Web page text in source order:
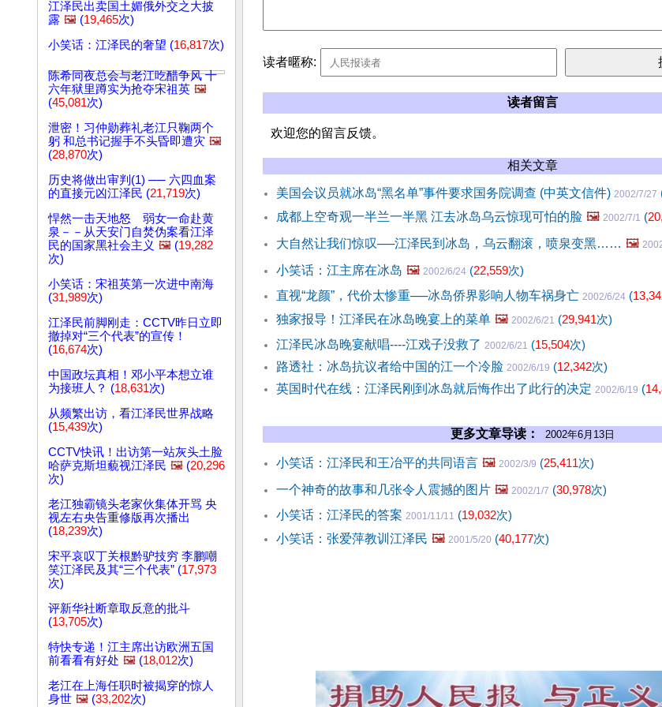
江泽民出卖国土媚俄外交之大披
露 🖼️ (19,465次)
小笑话：江泽民的奢望 (16,817次)
陈希同夜总会与老江吃醋争风 十
六年狱里蹲实为抢夺宋祖英 🖼️
(45,081次)
泄密！习仲勋葬礼老江只鞠两个
躬 和总书记握手不头昏即遭灾 🖼️
(28,870次)
历史将做出审判(1) ── 六四血案
的直接元凶江泽民 (21,719次)
悍然一击天地怒 弱女一命赴黄
泉－－从天安门自焚伪案看江泽
民的国家黑社会主义 🖼️ (19,282
次)
小笑话：宋祖英第一次进中南海
(31,989次)
江泽民前脚刚走：CCTV昨日立即
撤掉对“三个代表”的宣传！
(16,674次)
中国政坛真相！邓小平本想立谁
为接班人？ (18,631次)
从频繁出访，看江泽民世界战略
(15,439次)
CCTV快讯！出访第一站灰头土脸
哈萨克斯坦藐视江泽民 🖼️ (20,296
次)
老江独霸镜头老家伙集体开骂 央
视左右央告重修版再次播出
(18,239次)
宋平哀叹丁关根黔驴技穷 李鹏嘲
笑江泽民及其“三个代表” (17,973
次)
评新华社断章取反意的批斗
(13,705次)
特快专递！江主席出访欧洲五国
前看看有好处 🖼️ (18,012次)
老江在上海任职时被揭穿的惊人
身世 🖼️ (33,202次)
读者暱称:
读者留言
欢迎您的留言反馈。
相关文章
美国会议员就冰岛“黑名单”事件要求国务院调查 (中英文信件) 2002/7/27
成都上空奇观一半兰一半黑 江去冰岛乌云惊现可怕的脸 🖼️ 2002/7/1 (
大自然让我们惊叹──江泽民到冰岛，乌云翻滚，喷泉变黑…… 🖼️
小笑话：江主席在冰岛 🖼️ 2002/6/24 (22,559次)
直视“龙颜”，代价太惨重──冰岛侨界影响人物车祸身亡 2002/6/24 (
独家报导！江泽民在冰岛晚宴上的菜单 🖼️ 2002/6/21 (29,941次)
江泽民冰岛晚宴献唱----江戏子没救了 2002/6/21 (15,504次)
路透社：冰岛抗议者给中国的江一个冷脸 2002/6/19 (12,342次)
英国时代在线：江泽民刚到冰岛就后悔作出了此行的决定 2002/6/19 (
更多文章导读： 2002年6月13日
小笑话：江泽民和王冶平的共同语言 🖼️ 2002/3/9 (25,411次)
一个神奇的故事和几张令人震撼的图片 🖼️ 2002/1/7 (30,978次)
小笑话：江泽民的答案 2001/11/11 (19,032次)
小笑话：张爱萍教训江泽民 🖼️ 2001/5/20 (40,177次)